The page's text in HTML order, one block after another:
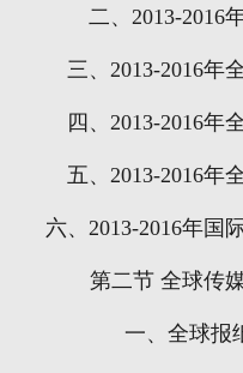
二、2013-2016
三、2013-2016年
四、2013-2016年
五、2013-2016年
六、2013-2016年国
第二节 全球传
一、全球报